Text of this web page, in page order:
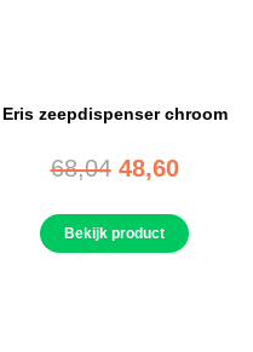
Eris zeepdispenser chroom
68,04 48,60
Bekijk product